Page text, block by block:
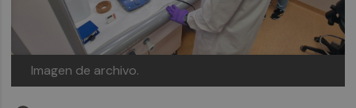
Imagen de archivo.